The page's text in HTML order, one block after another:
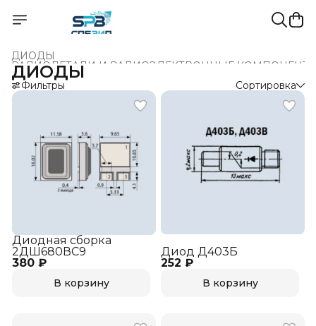
ДИОДЫ
РАДИОДЕТАЛИ И РАДИОЭЛЕКТРОННЫЕ
Главная ›
ДИОДЫ
Фильтры Сортировка
380 ₽
Диодная сборка
2ДШ680ВС9
В корзину
252 ₽
Диод Д403Б
В корзину